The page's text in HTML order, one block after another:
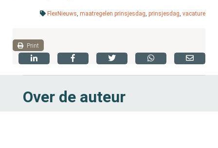
FlexNieuws, maatregelen prinsjesdag, prinsjesdag, vacature
Print
Over de auteur